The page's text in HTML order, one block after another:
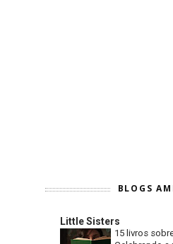
BLOGS
Little Sisters
15 livros